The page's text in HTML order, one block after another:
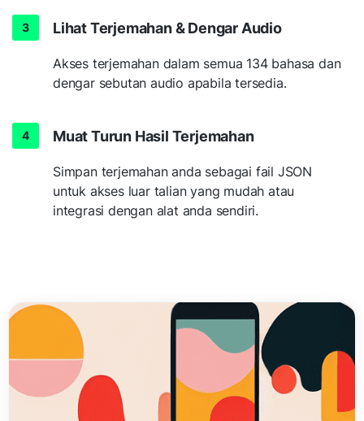
Lihat Terjemahan & Dengar Audio
Akses terjemahan dalam semua 134 bahasa dan
dengar sebutan audio apabila tersedia.
Muat Turun Hasil Terjemahan
Simpan terjemahan anda sebagai fail JSON
untuk akses luar talian yang mudah atau
integrasi dengan alat anda sendiri.